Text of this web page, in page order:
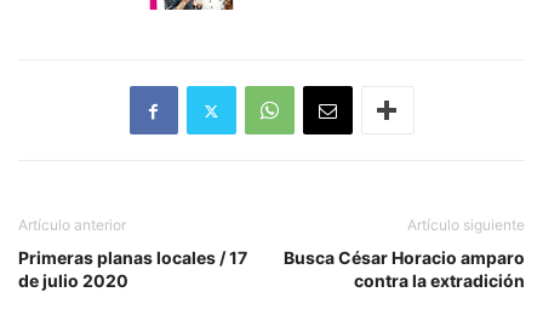
Artículo anterior
Primeras planas locales / 17
de julio 2020
Artículo siguiente
Busca César Horacio amparo
contra la extradición